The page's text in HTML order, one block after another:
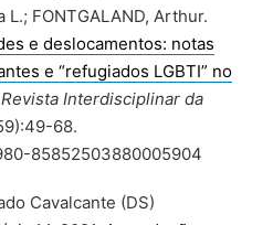
L.; FONTGALAND, Arthur.
e deslocamentos: notas
e “refugiados LGBTI” no
Revista Interdisciplinar da
68.
85852503880005904
Cavalcante (DS)